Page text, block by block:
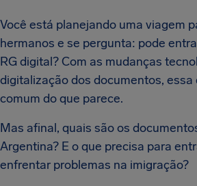
Você está planejando uma viagem
hermanos e se pergunta: pode
RG digital? Com as mudanças
digitalização dos documentos, essa
comum do que parece.
Mas afinal, quais são os
Argentina? E o que precisa para
enfrentar problemas na imigração?